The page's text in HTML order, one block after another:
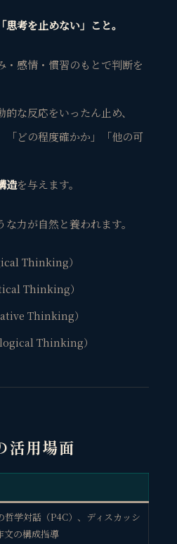
「思考を止めない」こと。
・感情・慣習のもとで判断を
な反応をいったん止め、
「どの程度確かか」「他の可
造を与えます。
力が自然と養われます。
Thinking）
Thinking）
Thinking）
Thinking）
用場面
哲学対話（P4C）、ディスカッシ
文の構成指導